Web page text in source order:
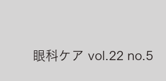
眼科ケア vol.22 no.5